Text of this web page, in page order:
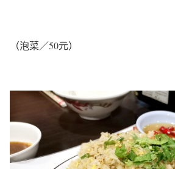
（泡菜／50元）